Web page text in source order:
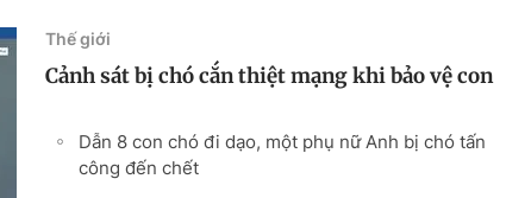
Thế giới
Cảnh sát bị chó cắn thiệt mạng khi bảo vệ con
Dẫn 8 con chó đi dạo, một phụ nữ Anh bị chó tấn
công đến chết